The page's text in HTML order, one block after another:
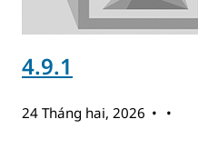
4.9.1
24 Tháng hai, 2026